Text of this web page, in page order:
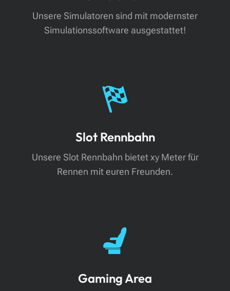
Unsere Simulatoren sind mit modernster
Simulationssoftware ausgestattet!
Slot Rennbahn
Unsere Slot Rennbahn bietet xy Meter für
Rennen mit euren Freunden.
Gaming Area